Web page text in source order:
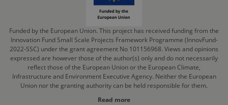
Funded by the European Union. This project has received funding from the
Innovation Fund Small Scale Projects Framework Programme (InnovFund-
2022-SSC) under the grant agreement No 101156968. Views and opinions
expressed are however those of the author(s) only and do not necessarily
reflect those of the European Union or the European Climate,
Infrastructure and Environment Executive Agency. Neither the European
Union nor the granting authority can be held responsible for them.
Read more